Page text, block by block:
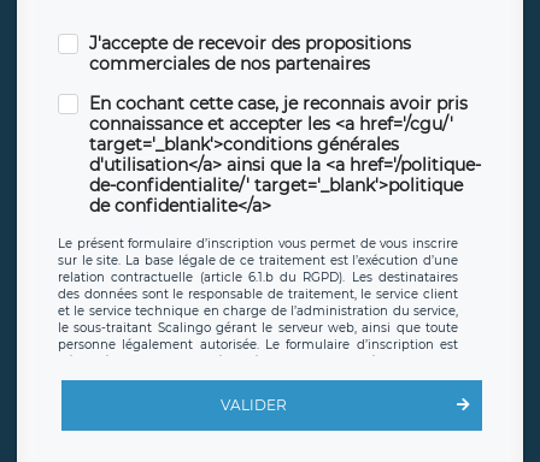
J'accepte de recevoir des propositions
commerciales de nos partenaires
En cochant cette case, je reconnais avoir pris
connaissance et accepter les <a href='/cgu/'
target='_blank'>conditions générales
d'utilisation</a> ainsi que la <a href='/politique-
de-confidentialite/' target='_blank'>politique
de confidentialite</a>
Le présent formulaire d’inscription vous permet de vous inscrire
sur le site. La base légale de ce traitement est l’exécution d’une
relation contractuelle (article 6.1.b du RGPD). Les destinataires
des données sont le responsable de traitement, le service client
et le service technique en charge de l’administration du service,
le sous-traitant Scalingo gérant le serveur web, ainsi que toute
personne légalement autorisée. Le formulaire d’inscription est
offrant desclauses de protection conformes au RGPD. Les
en sollicite la suppression, étant entendu que vous pouvez
demander la suppression de vos données et retirer votre
VALIDER